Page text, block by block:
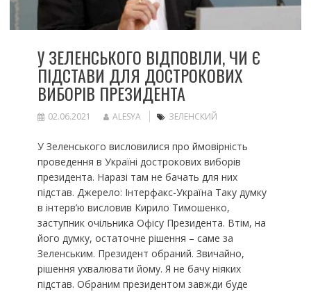
У ЗЕЛЕНСЬКОГО ВІДПОВІЛИ, ЧИ Є
ПІДСТАВИ ДЛЯ ДОСТРОКОВИХ
ВИБОРІВ ПРЕЗИДЕНТА
02.06.2021 ALESYA ЗЕЛЕНСКИЙ
У Зеленського висловилися про ймовірність
проведення в Україні дострокових виборів
президента. Наразі там не бачать для них
підстав. Джерело: Інтерфакс-Україна Таку думку
в інтерв’ю висловив Кирило Тимошенко,
заступник очільника Офісу Президента. Втім, на
його думку, остаточне рішення – саме за
Зеленським. Президент обраний. Звичайно,
рішення ухвалювати йому. Я не бачу ніяких
підстав. Обраним президентом завжди буде